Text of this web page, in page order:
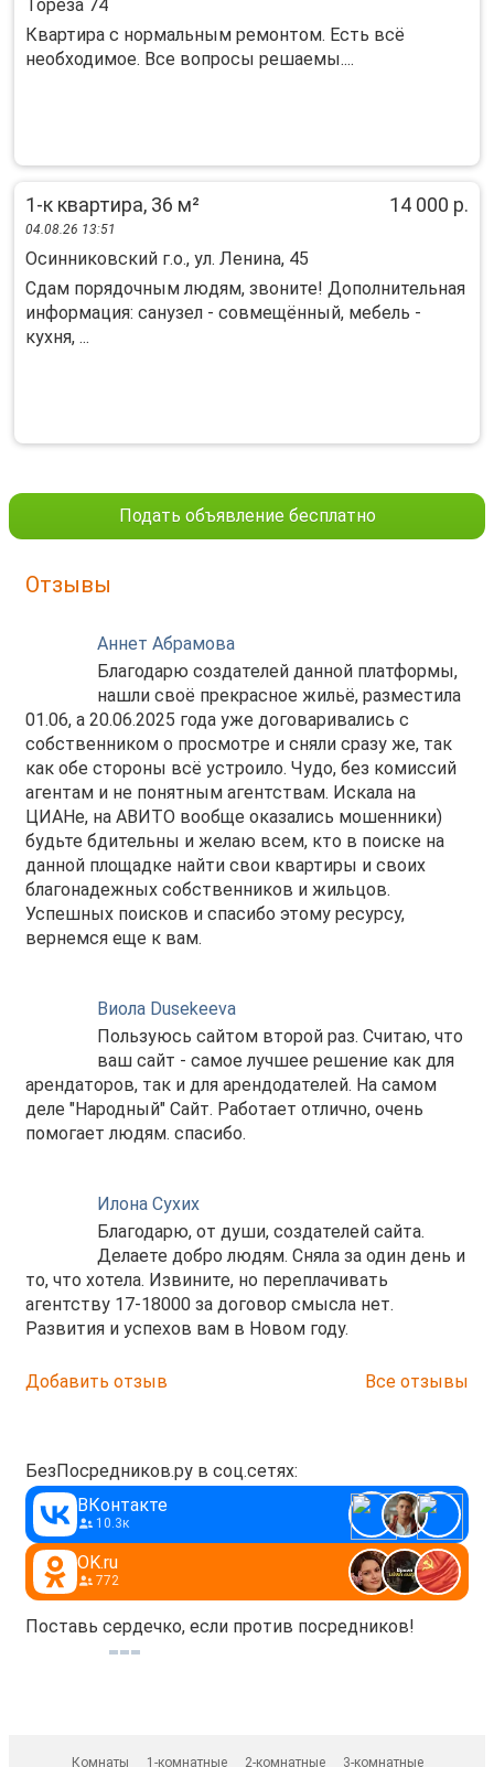
Тореза 74
Квартира с нормальным ремонтом. Есть всё
необходимое. Все вопросы решаемы....
1-к квартира, 36 м² 14 000 р.
04.08.26 13:51
Осинниковский г.о., ул. Ленина, 45
Сдам порядочным людям, звоните! Дополнительная
информация: санузел - совмещённый, мебель -
кухня, ...
Подать объявление бесплатно
Отзывы
Аннет Абрамова
Благодарю создателей данной платформы,
нашли своё прекрасное жильё, разместила
01.06, а 20.06.2025 года уже договаривались с
собственником о просмотре и сняли сразу же, так
как обе стороны всё устроило. Чудо, без комиссий
агентам и не понятным агентствам. Искала на
ЦИАНе, на АВИТО вообще оказались мошенники)
будьте бдительны и желаю всем, кто в поиске на
данной площадке найти свои квартиры и своих
благонадежных собственников и жильцов.
Успешных поисков и спасибо этому ресурсу,
вернемся еще к вам.
Виола Dusekeeva
Пользуюсь сайтом второй раз. Считаю, что
ваш сайт - самое лучшее решение как для
арендаторов, так и для арендодателей. На самом
деле "Народный" Сайт. Работает отлично, очень
помогает людям. спасибо.
Илона Сухих
Благодарю, от души, создателей сайта.
Делаете добро людям. Сняла за один день и
то, что хотела. Извините, но переплачивать
агентству 17-18000 за договор смысла нет.
Развития и успехов вам в Новом году.
Добавить отзыв Все отзывы
БезПосредников.ру в соц.сетях:
ВКонтакте
10.3к
OK.ru
772
Поставь сердечко, если против посредников!
Комнаты 1-комнатные 2-комнатные 3-комнатные